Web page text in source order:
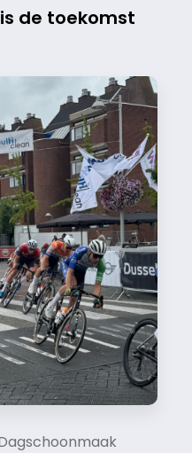
de toekomst